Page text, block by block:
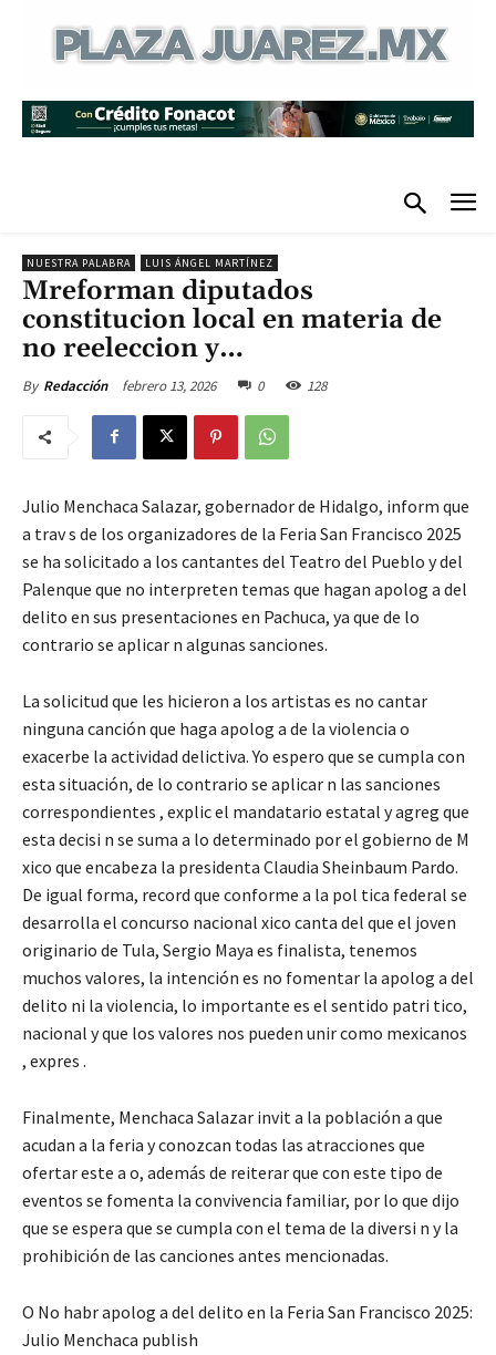
NUESTRA PALABRA LUIS ÁNGEL MARTÍNEZ
Mreforman diputados
constitucion local en materia de
no reeleccion y…
By Redacción febrero 13, 2026 0 128
Julio Menchaca Salazar, gobernador de Hidalgo, inform que
a trav s de los organizadores de la Feria San Francisco 2025
se ha solicitado a los cantantes del Teatro del Pueblo y del
Palenque que no interpreten temas que hagan apolog a del
delito en sus presentaciones en Pachuca, ya que de lo
contrario se aplicar n algunas sanciones.
La solicitud que les hicieron a los artistas es no cantar
ninguna canción que haga apolog a de la violencia o
exacerbe la actividad delictiva. Yo espero que se cumpla con
esta situación, de lo contrario se aplicar n las sanciones
correspondientes , explic el mandatario estatal y agreg que
esta decisi n se suma a lo determinado por el gobierno de M
xico que encabeza la presidenta Claudia Sheinbaum Pardo.
De igual forma, record que conforme a la pol tica federal se
desarrolla el concurso nacional xico canta del que el joven
originario de Tula, Sergio Maya es finalista, tenemos
muchos valores, la intención es no fomentar la apolog a del
delito ni la violencia, lo importante es el sentido patri tico,
nacional y que los valores nos pueden unir como mexicanos
, expres .
Finalmente, Menchaca Salazar invit a la población a que
acudan a la feria y conozcan todas las atracciones que
ofertar este a o, además de reiterar que con este tipo de
eventos se fomenta la convivencia familiar, por lo que dijo
que se espera que se cumpla con el tema de la diversi n y la
prohibición de las canciones antes mencionadas.
O No habr apolog a del delito en la Feria San Francisco 2025:
Julio Menchaca publish